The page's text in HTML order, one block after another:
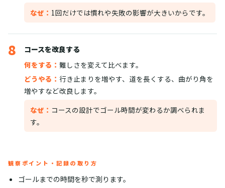
なぜ： 1回だけでは慣れや失敗の影響が大きいからです。
8
コースを改良する
何をする： 難しさを変えて比べます。
どうやる： 行き止まりを増やす、道を長くする、曲がり角を
増やすなど改良します。
なぜ： コースの設計でゴール時間が変わるか調べられま
す。
観察ポイント・記録の取り方
ゴールまでの時間を秒で測ります。